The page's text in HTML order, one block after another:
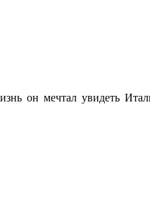
он мечтал увидеть